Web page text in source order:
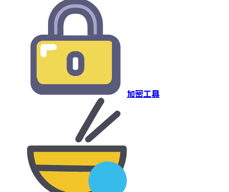
加密工具